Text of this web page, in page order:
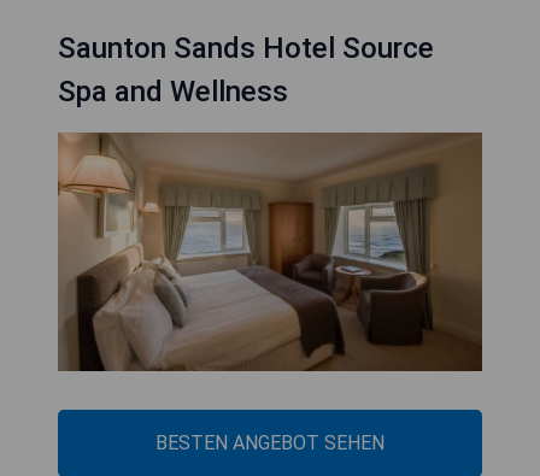
Saunton Sands Hotel Source
Spa and Wellness
BESTEN ANGEBOT SEHEN